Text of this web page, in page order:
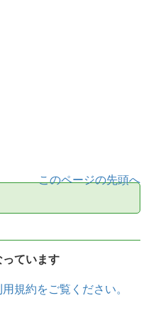
このページの先頭へ
ています
規約をご覧ください。